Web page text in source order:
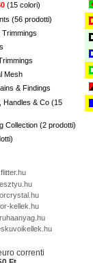
(15 colori)
(56 prodotti)
Mesh
& Findings
Handles & Co (15
Collection (2 prodotti)
kellek.hu
correnti